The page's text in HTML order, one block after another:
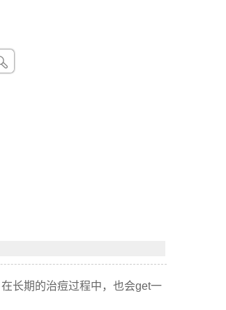
长期的治痘过程中，也会get一